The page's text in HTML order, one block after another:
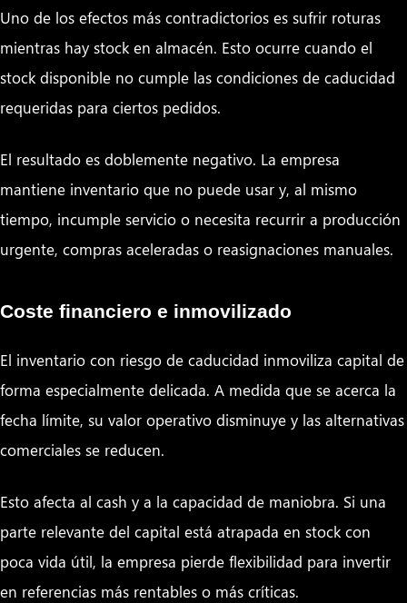
Uno de los efectos más contradictorios es sufrir roturas
mientras hay stock en almacén. Esto ocurre cuando el
stock disponible no cumple las condiciones de caducidad
requeridas para ciertos pedidos.
El resultado es doblemente negativo. La empresa
mantiene inventario que no puede usar y, al mismo
tiempo, incumple servicio o necesita recurrir a producción
urgente, compras aceleradas o reasignaciones manuales.
Coste financiero e inmovilizado
El inventario con riesgo de caducidad inmoviliza capital de
forma especialmente delicada. A medida que se acerca la
fecha límite, su valor operativo disminuye y las alternativas
comerciales se reducen.
Esto afecta al cash y a la capacidad de maniobra. Si una
parte relevante del capital está atrapada en stock con
poca vida útil, la empresa pierde flexibilidad para invertir
en referencias más rentables o más críticas.